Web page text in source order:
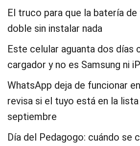
El truco para que la batería
doble sin instalar nada
Este celular aguanta dos días
cargador y no es Samsung ni
WhatsApp deja de funcionar
revisa si el tuyo está en la
septiembre
Día del Pedagogo: cuándo se